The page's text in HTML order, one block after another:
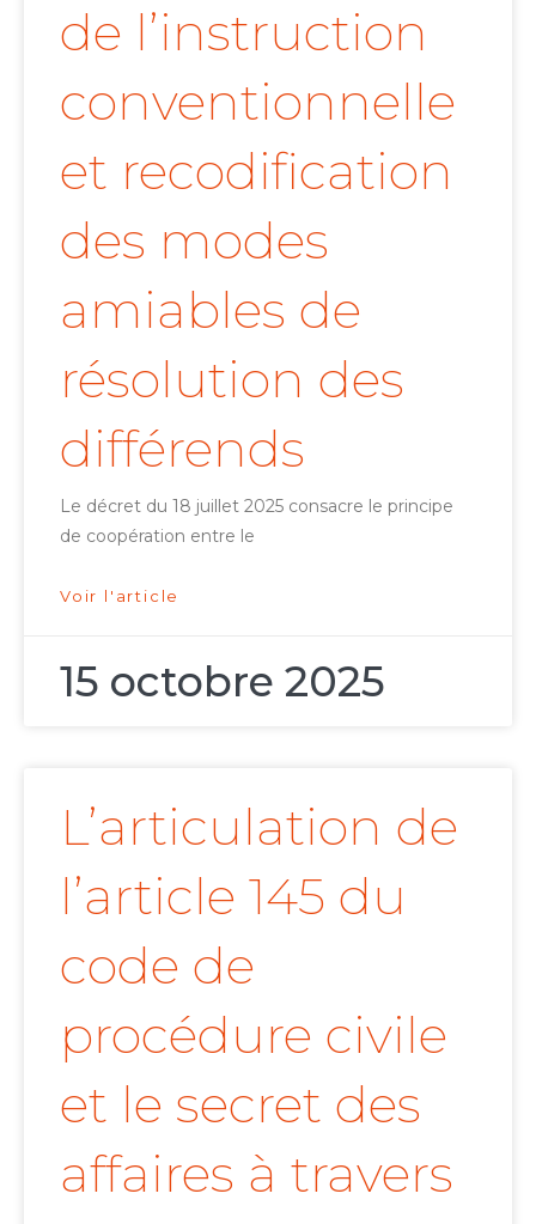
de l’instruction
conventionnelle
et recodification
des modes
amiables de
résolution des
différends
Le décret du 18 juillet 2025 consacre le principe
de coopération entre le
Voir l'article
15 octobre 2025
L’articulation de
l’article 145 du
code de
procédure civile
et le secret des
affaires à travers